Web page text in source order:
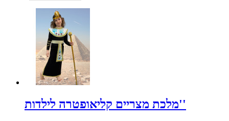
מלכת מצריים קליאופטרה לילדות''